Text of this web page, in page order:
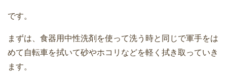
です。
まずは、食器用中性洗剤を使って洗う時と同じで軍手をは
めて自転車を拭いて砂やホコリなどを軽く拭き取っていき
ます。